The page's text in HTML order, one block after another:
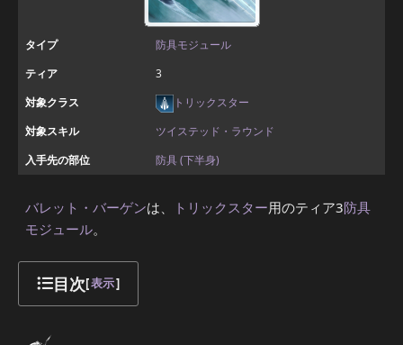
タイプ
防具モジュール
ティア
3
対象クラス
トリックスター
対象スキル
ツイステッド・ラウンド
入手先の部位
防具 (下半身)
バレット・バーゲンは、 トリックスター用のティア3防具
モジュール。
目次[表示]